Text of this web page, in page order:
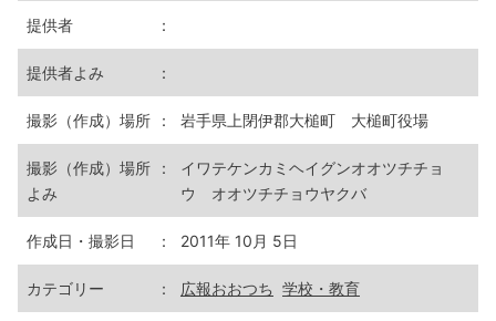
提供者 ：
提供者よみ ：
撮影（作成）場所 ： 岩手県上閉伊郡大槌町 大槌町役場
撮影（作成）場所
よみ
：
イワテケンカミヘイグンオオツチチョ
ウ オオツチチョウヤクバ
作成日・撮影日 ： 2011年 10月 5日
カテゴリー ： 広報おおつち 学校・教育